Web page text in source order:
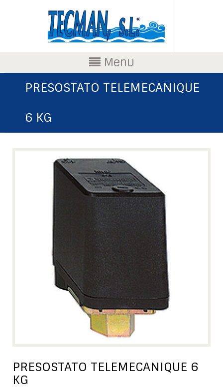
Menu
PRESOSTATO TELEMECANIQUE
6 KG
PRESOSTATO TELEMECANIQUE 6
KG